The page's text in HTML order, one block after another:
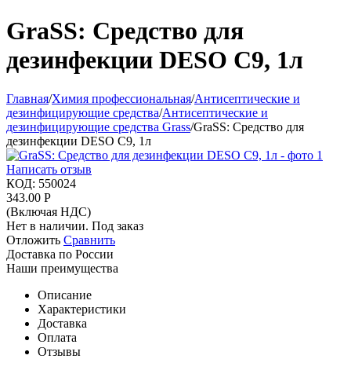
GraSS: Средство для
дезинфекции DESO С9, 1л
Главная/Химия профессиональная/Антисептические и
дезинфицирующие средства/Антисептические и
дезинфицирующие средства Grass/GraSS: Средство для
дезинфекции DESO С9, 1л
Написать отзыв
КОД: 550024
343.00 Р
(Включая НДС)
Нет в наличии. Под заказ
Отложить Сравнить
Доставка по России
Наши преимущества
Описание
Характеристики
Доставка
Оплата
Отзывы